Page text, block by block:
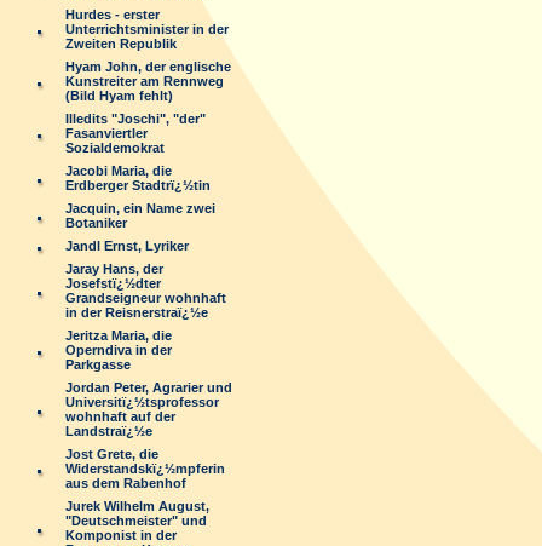
Hurdes - erster
Unterrichtsminister in der
Zweiten Republik
Hyam John, der englische
Kunstreiter am Rennweg
(Bild Hyam fehlt)
Illedits "Joschi", "der"
Fasanviertler
Sozialdemokrat
Jacobi Maria, die
Erdberger Stadtrï¿½tin
Jacquin, ein Name zwei
Botaniker
Jandl Ernst, Lyriker
Jaray Hans, der
Josefstï¿½dter
Grandseigneur wohnhaft
in der Reisnerstraï¿½e
Jeritza Maria, die
Operndiva in der
Parkgasse
Jordan Peter, Agrarier und
Universitï¿½tsprofessor
wohnhaft auf der
Landstraï¿½e
Jost Grete, die
Widerstandskï¿½mpferin
aus dem Rabenhof
Jurek Wilhelm August,
"Deutschmeister" und
Komponist in der